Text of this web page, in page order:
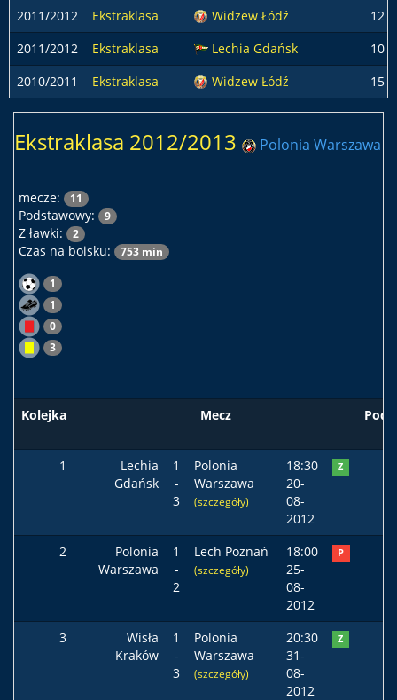
2011/2012
Ekstraklasa Widzew Łódź
12
2011/2012
Ekstraklasa Lechia Gdańsk
10
2010/2011
Ekstraklasa Widzew Łódź 15
Ekstraklasa 2012/2013 Polonia Warszawa
mecze: 11
Podstawowy: 9
Z ławki: 2
Czas na boisku: 753 min
1
1
0
3
Kolejka Mecz
1
Lechia
Gdańsk
1
-
3
Polonia
Warszawa
(szczegóły)
18:30
20-
08-
2012
Z
2
Polonia
Warszawa
1
-
2
Lech Poznań
(szczegóły)
18:00
25-
08-
2012
P
3
Wisła
Kraków
1
-
3
Polonia
Warszawa
(szczegóły)
20:30
31-
08-
2012
Z